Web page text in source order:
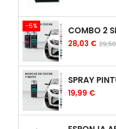
-5%
28,03 €
19,99 €